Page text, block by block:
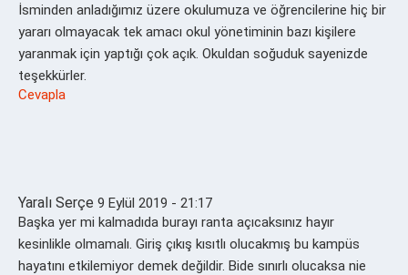
İsminden anladığımız üzere okulumuza ve öğrencilerine hiç bir
yararı olmayacak tek amacı okul yönetiminin bazı kişilere
yaranmak için yaptığı çok açık. Okuldan soğuduk sayenizde
teşekkürler.
Cevapla
Yaralı Serçe 9 Eylül 2019 - 21:17
Başka yer mi kalmadıda burayı ranta açıcaksınız hayır
kesinlikle olmamalı. Giriş çıkış kısıtlı olucakmış bu kampüs
hayatını etkilemiyor demek değildir. Bide sınırlı olucaksa nie